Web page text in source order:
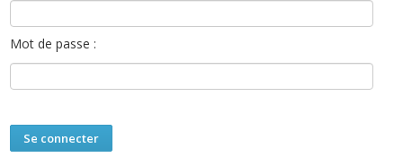
Mot de passe :